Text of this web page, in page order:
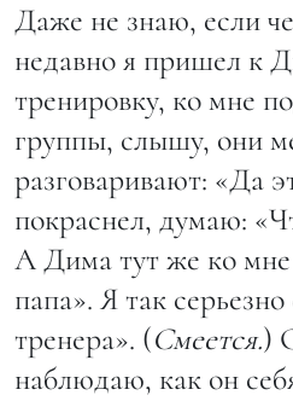
Даже не знаю, если
недавно я пришел к
тренировку, ко мне
группы, слышу, они
разговаривают: «Да
покраснел, думаю:
А Дима тут же ко
папа». Я так
тренера». (Смеется.)
наблюдаю, как он